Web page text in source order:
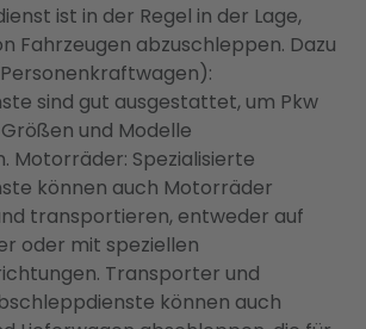
ist in der Regel in der Lage,
Fahrzeugen abzuschleppen. Dazu
sind gut ausgestattet, um Pkw
und Modelle
Motorräder: Spezialisierte
können auch Motorräder
transportieren, entweder auf
oder mit speziellen
Transporter und
können auch